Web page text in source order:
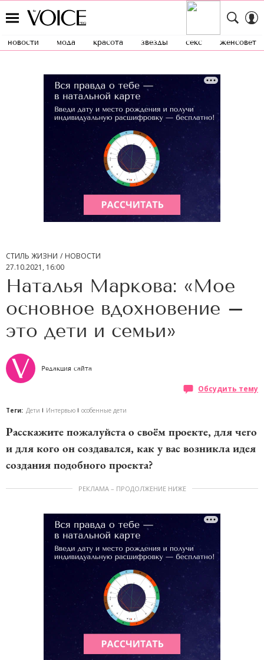
новости мода красота звезды секс женсовет
СТИЛЬ ЖИЗНИ
НОВОСТИ
27.10.2021, 16:00
Наталья Маркова: «Мое
основное вдохновение –
это дети и семьи»
Редакция сайта
Обсудить тему
Теги: Дети Интервью особенные дети
Расскажите пожалуйста о своём проекте, для чего
и для кого он создавался, как у вас возникла идея
создания подобного проекта?
РЕКЛАМА – ПРОДОЛЖЕНИЕ НИЖЕ